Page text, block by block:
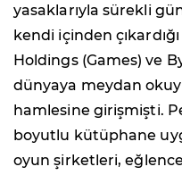
yasaklarıyla sürekli
kendi içinden
Holdings (Games) ve
dünyaya meydan
hamlesine girişmişti.
boyutlu kütüphane
oyun şirketleri,